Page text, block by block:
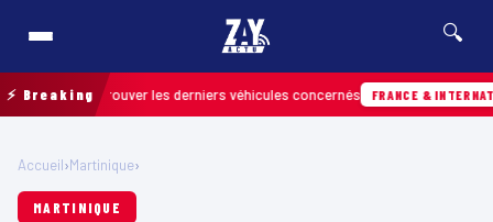
🔍
⚡ Breaking
retrouver les derniers véhicules concernés FRANCE & INTERNATIONALE
Accueil›Martinique›
MARTINIQUE